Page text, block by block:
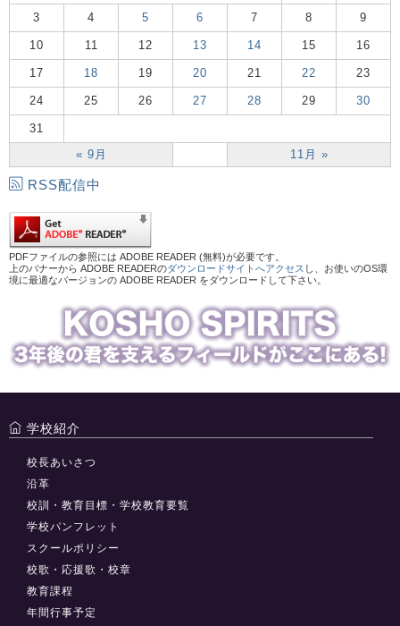
« 9月 11月 »
3 4 5 6 7 8 9
10 11 12 13 14 15 16
17 18 19 20 21 22 23
24 25 26 27 28 29 30
31
RSS配信中
PDFファイルの参照には ADOBE READER (無料)が必要です。
上のバナーから ADOBE READERのダウンロードサイトへアクセス し、お使いのOS環
境に最適なバージョンの ADOBE READER をダウンロードして下さい。
学校紹介
校長あいさつ
沿革
校訓・教育目標・学校教育要覧
学校パンフレット
スクールポリシー
校歌・応援歌・校章
教育課程
年間行事予定